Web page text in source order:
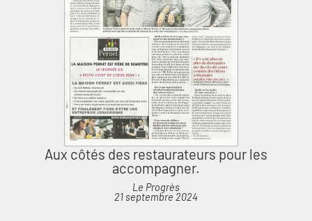
Aux côtés des restaurateurs pour les
accompagner.
Le Progrès
21 septembre 2024